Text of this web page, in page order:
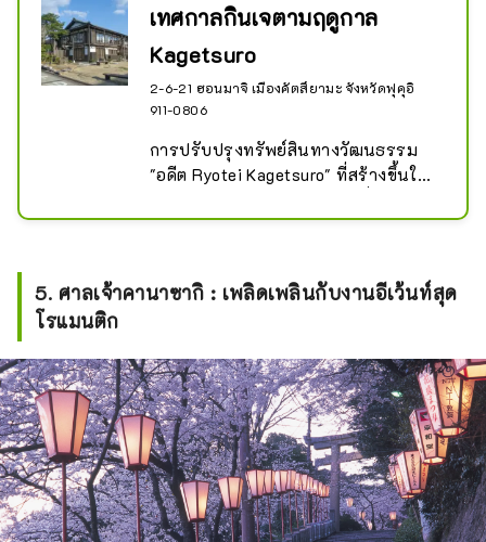
เทศกาลกินเจตามฤดูกาล
Kagetsuro
2-6-21 ฮอนมาจิ เมืองคัตสึยามะ จังหวัดฟุคุอิ
911-0806
การปรับปรุงทรัพย์สินทางวัฒนธรรม
"อดีต Ryotei Kagetsuro" ที่สร้างขึ้นใน
ซึ่งครั้งหนึ่งเคยรุ่งเรืองในฐานะย่าน
เพลิดเพลินกับอาหารท้องถิ่นสำหรับมื้อ
ขณะที่ชมสวนที่คุณสัมผัสได้ถึงฤดูกาลทั้ง
สี่ของญี่ปุ่น “เพดานร่ม” ที่ดูเหมือนร่ม
กางอยู่บนชั้นสองก็เป็นสิ่งที่ไม่ควรพลาด
เช่นกัน
5. ศาลเจ้าคานาซากิ : เพลิดเพลินกับงานอีเว้นท์สุด
โรแมนติก